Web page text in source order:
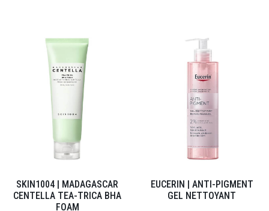
SKIN1004 | MADAGASCAR
CENTELLA TEA-TRICA BHA
FOAM
EUCERIN | ANTI-PIGMENT
GEL NETTOYANT